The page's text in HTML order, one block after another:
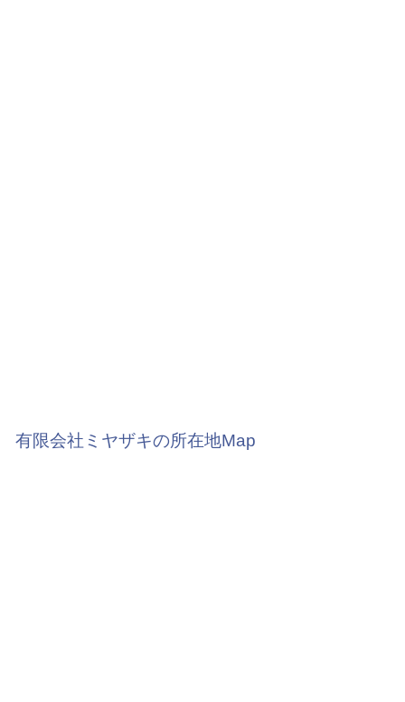
有限会社ミヤザキの所在地Map